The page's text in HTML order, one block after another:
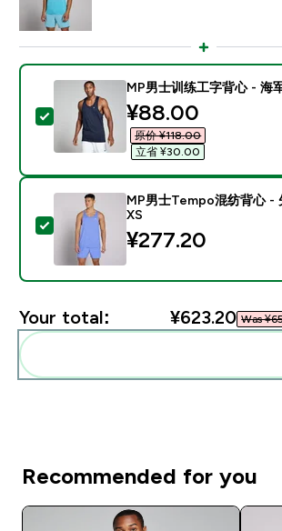
Select this product - MP男士训练
MP男士训练工字背心 - 海
discounted price
¥88.00‎
原价 ¥118.00‎
立省 ¥30.00‎
Select this product - MP男士
MP男士Tempo混纺背心 -
XS
¥277.20‎
Your total: ¥623.20‎ Was
Recommended for you